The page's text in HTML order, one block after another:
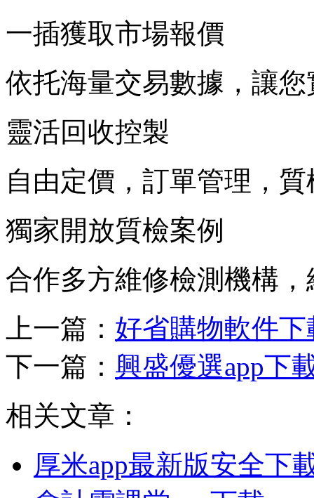
一插獲取市場報價
依托海量交易數據，讓
靈活回收控製
自由定價，訂單管理，
獨家開放質檢案例
合作多方維修檢測機構
上一篇： 好省購物軟件
下一篇： 興盛優選app下
相关文章：
厚米app最新版安全下